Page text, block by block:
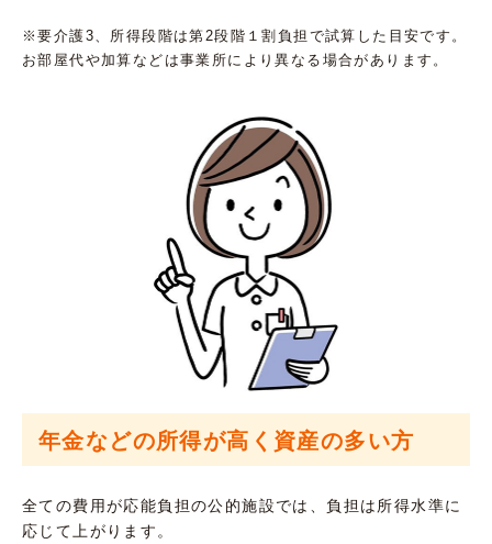
※要介護3、所得段階は第2段階１割負担で試算した目安です。
お部屋代や加算などは事業所により異なる場合があります。
年金などの所得が高く資産の多い方
全ての費用が応能負担の公的施設では、負担は所得水準に
応じて上がります。